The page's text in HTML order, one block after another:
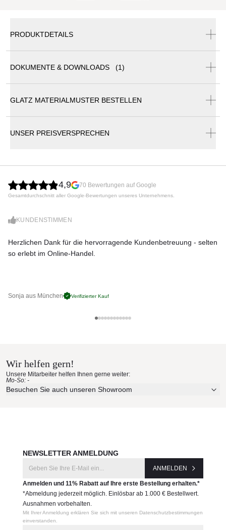
PRODUKTDETAILS
Aufstellscharnier M16 zwingend erforderlich und separat erhältlich.
VS-350-01-226-001
Hersteller:
DOKUMENTE & DOWNLOADS (1)
Glatz Sonnenschirme Katalog
GLATZ MATERIALMUSTER BESTELLEN
Erleben Sie unsere Stoffe und Materialien ganz in Ruhe in
Ihren eigenen vier Wänden.
Aktuelle Originalstoffe des Herstellers
UNSER PREISVERSPRECHEN
4,9 70 Bewertungen auf Google
Gesamtdurchschnitt aller Google-Bewertungen unseres Unternehmens.
KUNDENSTIMMEN
Herzlichen Dank für die hervorragende Kundenbetreuung - selten
so erlebt im Online-Handel.
Sonja aus München Verifizierter Kauf
Wir helfen gern!
Unsere Mitarbeiter helfen Ihnen gerne weiter:
Mo-So: -
Besuchen Sie auch unseren Showroom
NEWSLETTER ANMELDUNG
ANMELDEN
Anmelden und 11% Rabatt auf Ihre erste Bestellung erhalten.*
*Abmeldung jederzeit möglich. Einlösbar ab 1.000 € Bestellwert.
Ausnahmen vorbehalten.
Mit Ihrer Anmeldung erklären Sie sich mit unseren Datenschutzbestimmungen
einverstanden.